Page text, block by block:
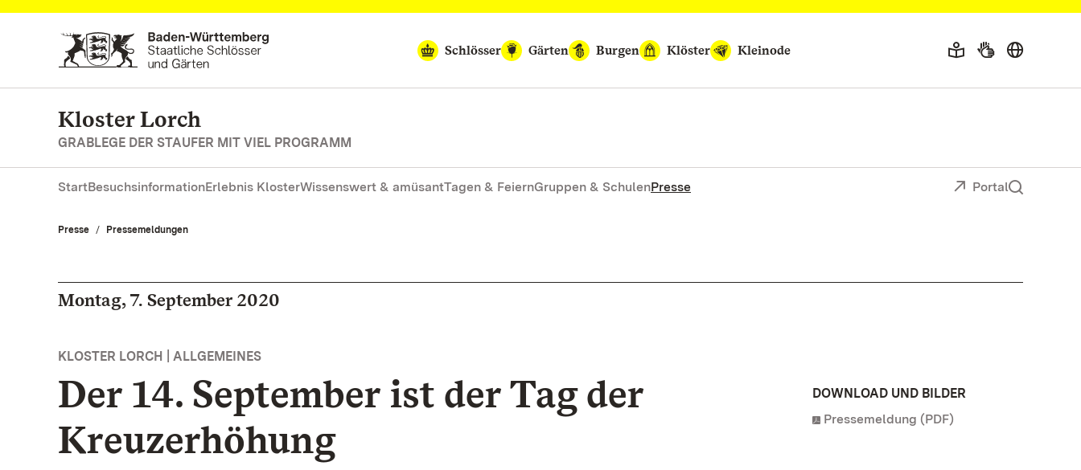
Zum Hauptinhalt springen
Schlösser
Gärten Burgen Klöster Kleinode
Kloster Lorch
GRABLEGE DER STAUFER MIT VIEL PROGRAMM
StartBesuchsinformationErlebnis KlosterWissenswert & amüsantTagen & FeiernGruppen & SchulenPresse Portal
Presse Pressemeldungen
Montag, 7. September 2020
KLOSTER LORCH | ALLGEMEINES
Der 14. September ist der Tag der
Kreuzerhöhung
DOWNLOAD UND BILDER
Pressemeldung (PDF)